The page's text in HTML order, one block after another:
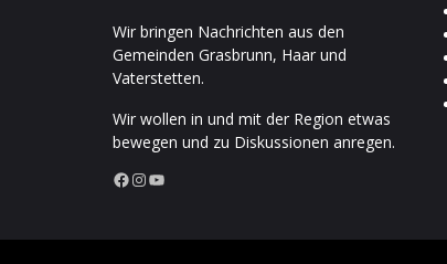
Wir bringen Nachrichten aus den
Gemeinden Grasbrunn, Haar und
Vaterstetten.
Wir wollen in und mit der Region etwas
bewegen und zu Diskussionen anregen.
Facebook InstagramYouTube